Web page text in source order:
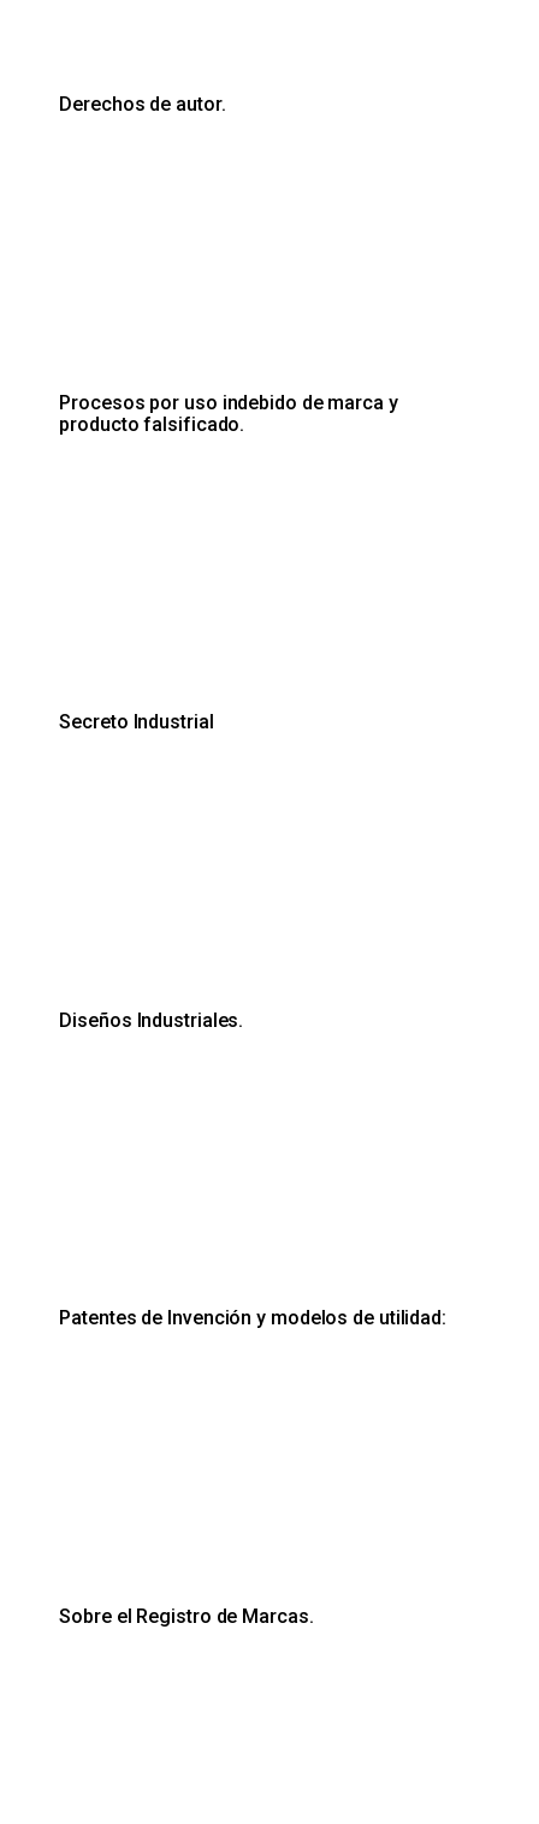
Derechos de autor.
Procesos por uso indebido de marca y
producto falsificado.
Secreto Industrial
Diseños Industriales.
Patentes de Invención y modelos de utilidad:
Sobre el Registro de Marcas.